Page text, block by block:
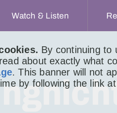
By continuing to
about exactly what
. This banner will not
by following the link
Watch & Listen
LITIR 1286